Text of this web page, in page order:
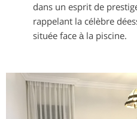
dans un esprit de
rappelant la célèbre
située face à la piscine.